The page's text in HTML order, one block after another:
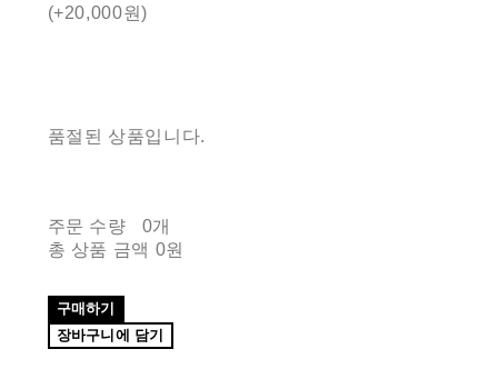
(+20,000원)
품절된 상품입니다.
주문 수량
0개
총 상품 금액 0원
구매하기
장바구니에 담기